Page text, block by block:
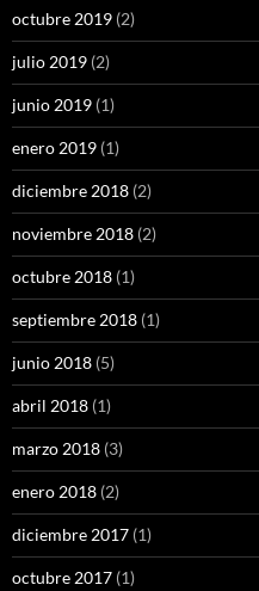
octubre 2019 (2)
julio 2019 (2)
junio 2019 (1)
enero 2019 (1)
diciembre 2018 (2)
noviembre 2018 (2)
octubre 2018 (1)
septiembre 2018 (1)
junio 2018 (5)
abril 2018 (1)
marzo 2018 (3)
enero 2018 (2)
diciembre 2017 (1)
octubre 2017 (1)